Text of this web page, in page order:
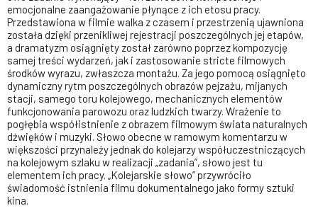
emocjonalne zaangażowanie płynące z ich etosu pracy.
Przedstawiona w filmie walka z czasem i przestrzenią ujawniona
została dzięki przenikliwej rejestracji poszczególnych jej etapów,
a dramatyzm osiągnięty został zarówno poprzez kompozycję
samej treści wydarzeń, jak i zastosowanie stricte filmowych
środków wyrazu, zwłaszcza montażu. Za jego pomocą osiągnięto
dynamiczny rytm poszczególnych obrazów pejzażu, mijanych
stacji, samego toru kolejowego, mechanicznych elementów
funkcjonowania parowozu oraz ludzkich twarzy. Wrażenie to
pogłębia współistnienie z obrazem filmowym świata naturalnych
dźwięków i muzyki. Słowo obecne w ramowym komentarzu w
większości przynależy jednak do kolejarzy współuczestniczących
na kolejowym szlaku w realizacji „zadania”, słowo jest tu
elementem ich pracy. „Kolejarskie słowo” przywróciło
świadomość istnienia filmu dokumentalnego jako formy sztuki
kina.